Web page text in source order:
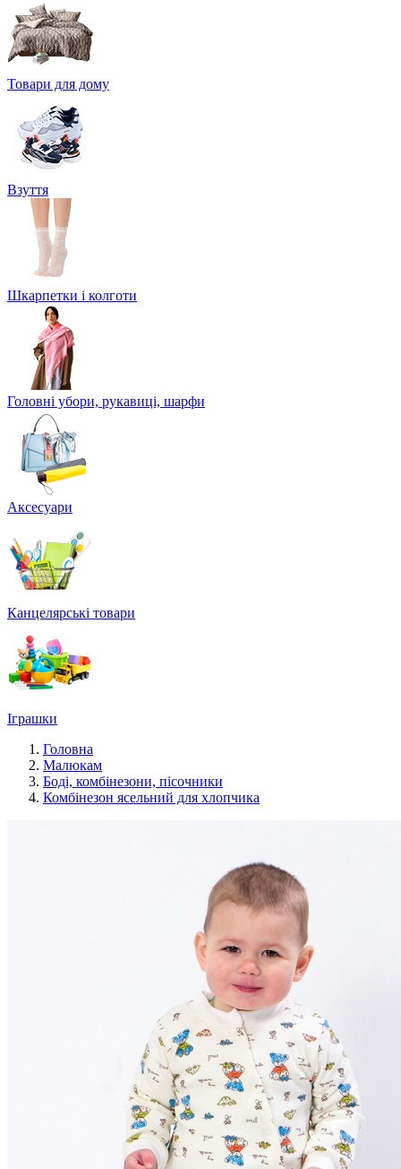
Товари для дому
Взуття
Шкарпетки і колготи
Головні убори, рукавиці, шарфи
Аксесуари
Канцелярські товари
Іграшки
Головна
Малюкам
Боді, комбінезони, пісочники
Комбінезон ясельний для хлопчика